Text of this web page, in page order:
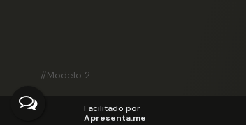
//Modelo 2